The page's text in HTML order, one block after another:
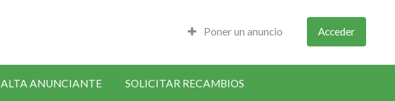
Poner un anuncio Acceder
ALTA ANUNCIANTE SOLICITAR RECAMBIOS